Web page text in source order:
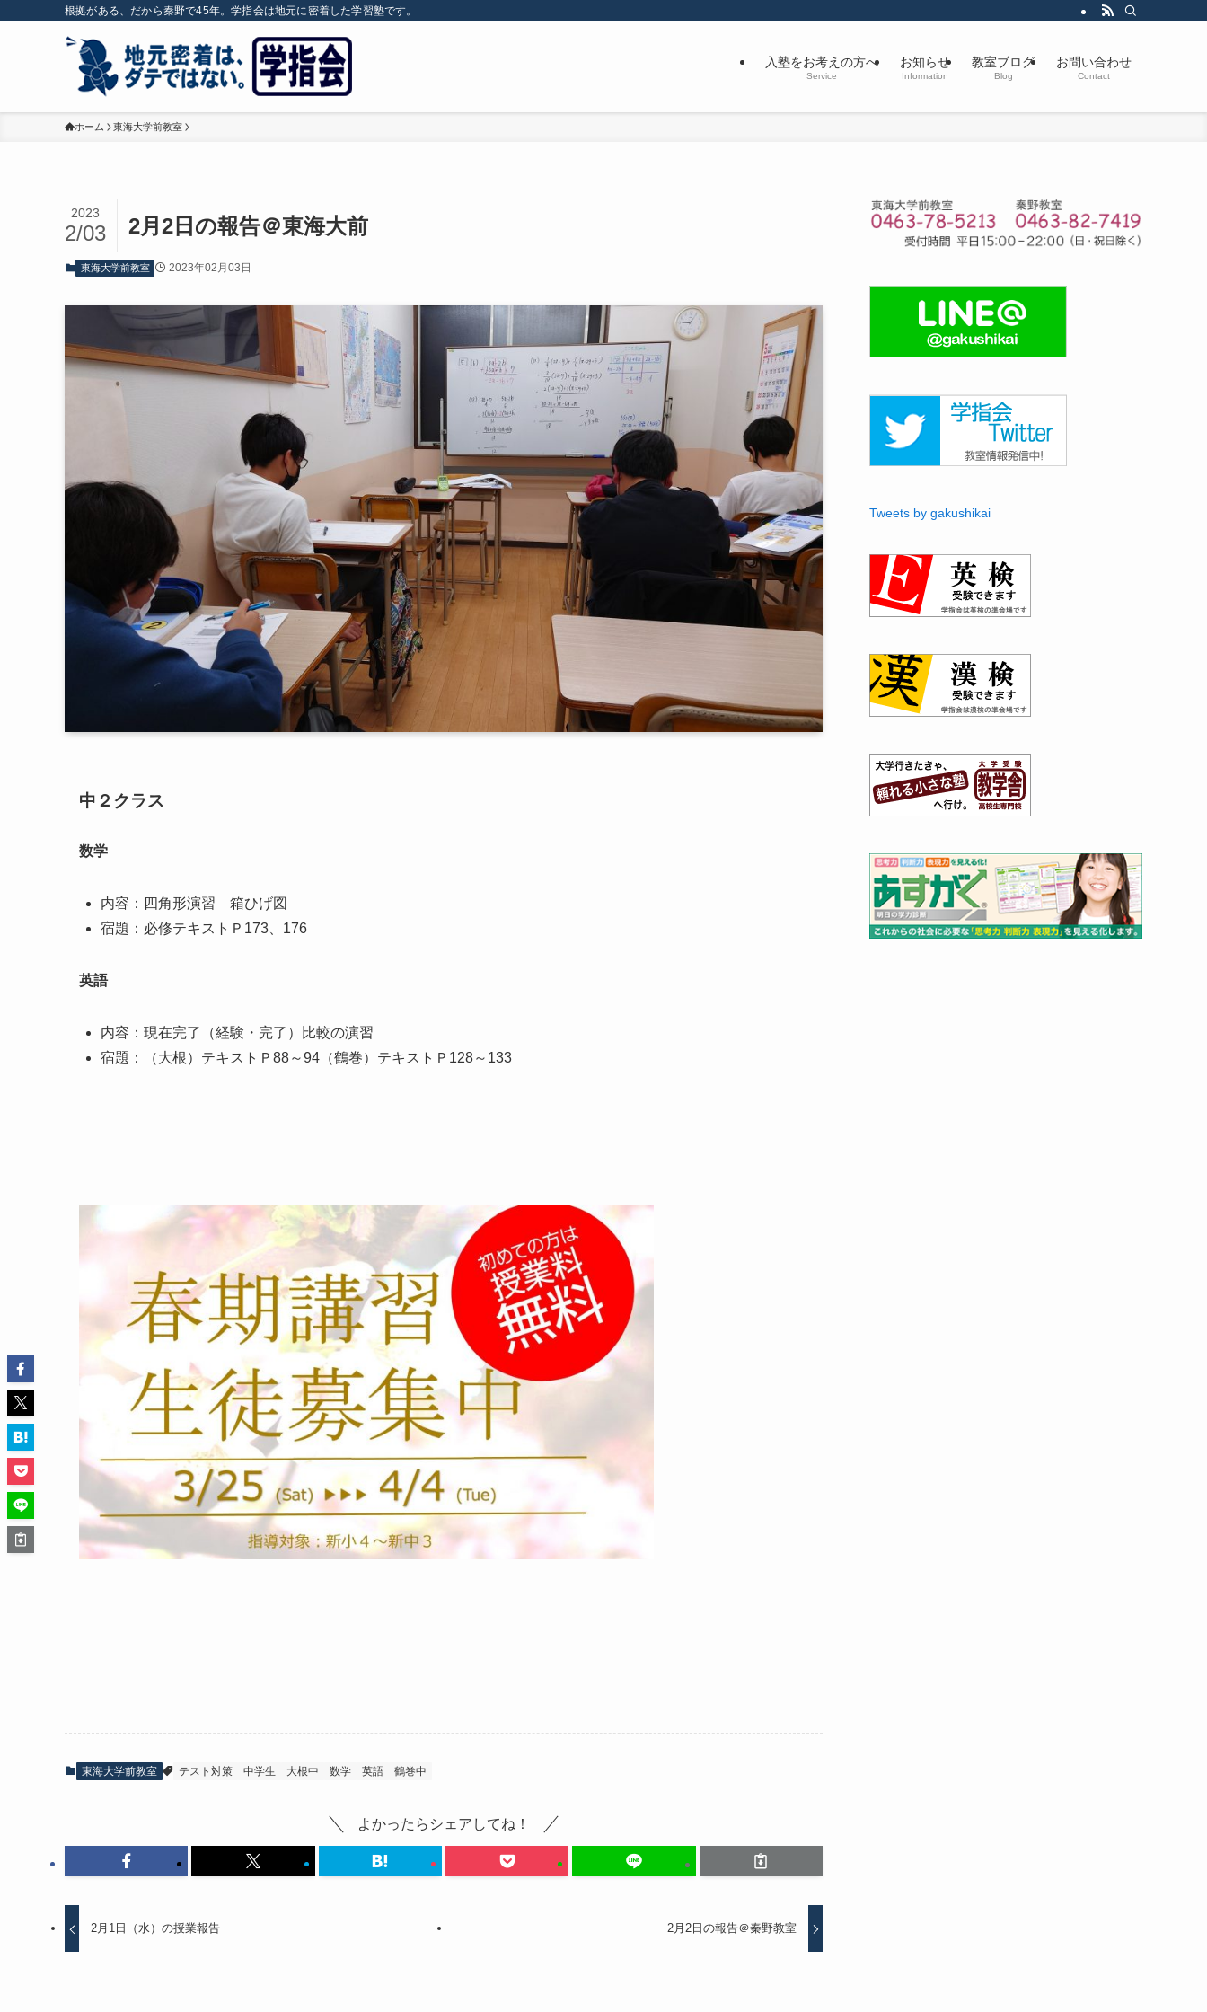
根拠がある、だから秦野で45年。学指会は地元に密着した学習塾です。
入塾をお考えの方へ
Service
お知らせ
Information
教室ブログ
Blog
お問い合わせ
Contact
ホーム 東海大学前教室
2月2日の報告＠東海大前
2023
2/03
東海大学前教室 2023年02月03日
中２クラス
数学
内容：四角形演習 箱ひげ図
宿題：必修テキストＰ173、176
英語
内容：現在完了（経験・完了）比較の演習
宿題：（大根）テキストＰ88～94（鶴巻）テキストＰ128～133
東海大学前教室 テスト対策 中学生 大根中 数学 英語 鶴巻中
よかったらシェアしてね！
2月1日（水）の授業報告 2月2日の報告＠秦野教室
Tweets by gakushikai